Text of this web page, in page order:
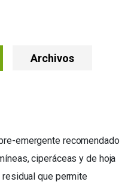
Archivos
emergente recomendado
ciperáceas y de hoja
que permite